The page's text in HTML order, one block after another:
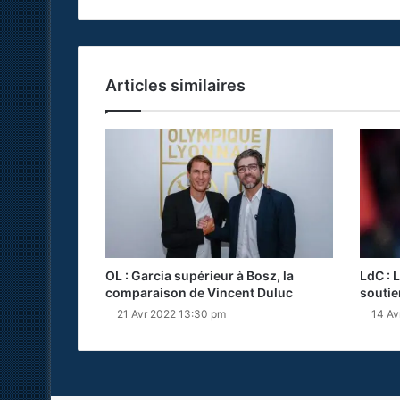
Articles similaires
OL : Garcia supérieur à Bosz, la
comparaison de Vincent Duluc
21 Avr 2022 13:30 pm
LdC :
14